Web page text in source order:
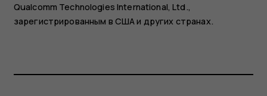
Qualcomm Technologies International, Ltd.,
зарегистрированным в США и других странах.